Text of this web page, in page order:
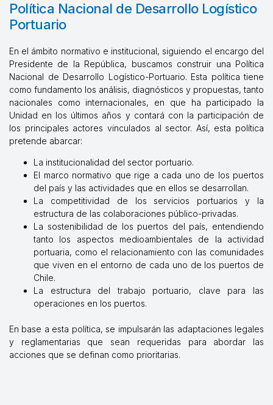
Política Nacional de Desarrollo Logístico
Portuario
En el ámbito normativo e institucional, siguiendo el encargo del
Presidente de la República, buscamos construir una Política
Nacional de Desarrollo Logístico-Portuario. Esta política tiene
como fundamento los análisis, diagnósticos y propuestas, tanto
nacionales como internacionales, en que ha participado la
Unidad en los últimos años y contará con la participación de
los principales actores vinculados al sector. Así, esta política
pretende abarcar:
La institucionalidad del sector portuario.
El marco normativo que rige a cada uno de los puertos
del país y las actividades que en ellos se desarrollan.
La competitividad de los servicios portuarios y la
estructura de las colaboraciones público-privadas.
La sostenibilidad de los puertos del país, entendiendo
tanto los aspectos medioambientales de la actividad
portuaria, como el relacionamiento con las comunidades
que viven en el entorno de cada uno de los puertos de
Chile.
La estructura del trabajo portuario, clave para las
operaciones en los puertos.
En base a esta política, se impulsarán las adaptaciones legales
y reglamentarias que sean requeridas para abordar las
acciones que se definan como prioritarias.